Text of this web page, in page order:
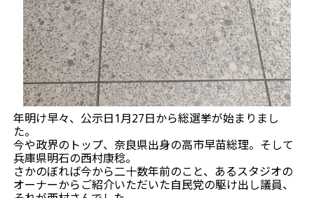
年明け早々、公示日1月27日から総選挙が始まりまし
た。
今や政界のトップ、奈良県出身の高市早苗総理。そして
兵庫県明石の西村康稔。
さかのぼれば今から二十数年前のこと、あるスタジオの
オーナーからご紹介いただいた自民党の駆け出し議員、